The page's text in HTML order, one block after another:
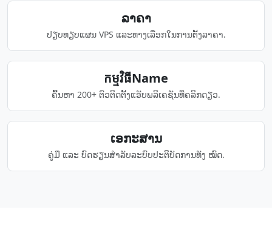
ລາຄາ
ປຽບທຽບແຜນ VPS ແລະທາງເລືອກໃນການຕັ້ງລາຄາ.
កម្មវិធីName
ຄົ້ນຫາ 200+ ຕົວຕິດຕັ້ງແອັບພລິເຄຊັນທີ່ຄລິກດຽວ.
ເອກະສານ
ຄູ່ມື ແລະ ບົດຮຽນສຳລັບລະບົບປະຕິບັດການທັງ ໝົດ.